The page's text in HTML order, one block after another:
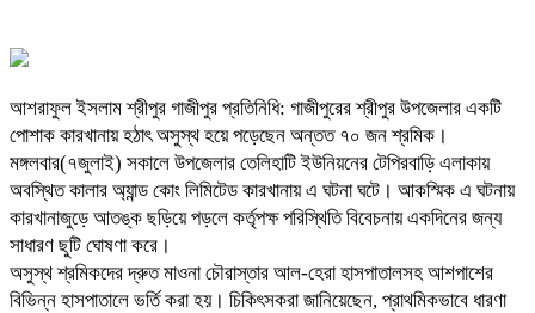
আশরাফুল ইসলাম শ্রীপুর গাজীপুর প্রতিনিধি: গাজীপুরের শ্রীপুর উপজেলার একটি
পোশাক কারখানায় হঠাৎ অসুস্থ হয়ে পড়েছেন অন্তত ৭০ জন শ্রমিক।
মঙ্গলবার(৭জুলাই) সকালে উপজেলার তেলিহাটি ইউনিয়নের টেপিরবাড়ি এলাকায়
অবস্থিত কালার অ্যান্ড কোং লিমিটেড কারখানায় এ ঘটনা ঘটে। আকস্মিক এ ঘটনায়
কারখানাজুড়ে আতঙ্ক ছড়িয়ে পড়লে কর্তৃপক্ষ পরিস্থিতি বিবেচনায় একদিনের জন্য
সাধারণ ছুটি ঘোষণা করে।
অসুস্থ শ্রমিকদের দ্রুত মাওনা চৌরাস্তার আল-হেরা হাসপাতালসহ আশপাশের
বিভিন্ন হাসপাতালে ভর্তি করা হয়। চিকিৎসকরা জানিয়েছেন, প্রাথমিকভাবে ধারণা